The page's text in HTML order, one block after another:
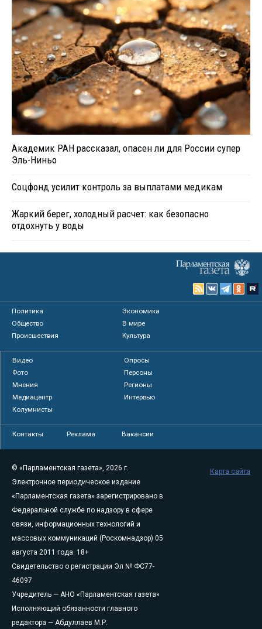
Академик РАН рассказал, опасен ли для России супер
Эль-Ниньо
Соцфонд усилит контроль за выплатами медикам
Жаркий берег, холодный расчет: как безопасно
отдохнуть у воды
Политика
Экономика
Общество
В мире
Происшествия
Культура
Видео
Опросы
Фото
Персоны
Мнения
Регионы
Медиацентр
Интервью
Колумнисты
Контакты Реклама Вакансии
© «Парламентская газета», 2026 г.
Электронное периодическое издание
«Парламентская газета» зарегистрировано в
Федеральной службе по надзору в сфере
связи, информационных технологий и
массовых коммуникаций (Роскомнадзор) 05
августа 2011 года. 18+
Свидетельство о регистрации Эл № ФС77-
46097
Учредитель — АНО «Парламентская газета»
Исполняющий обязанности главного
редактора — Абдуллаев М.Р.
Карта сайта